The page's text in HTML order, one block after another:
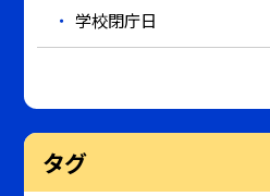
学校閉庁日
タグ